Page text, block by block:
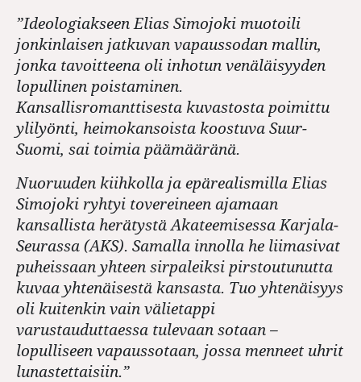
”Ideologiakseen Elias Simojoki muotoili
jonkinlaisen jatkuvan vapaussodan mallin,
jonka tavoitteena oli inhotun venäläisyyden
lopullinen poistaminen.
Kansallisromanttisesta kuvastosta poimittu
ylilyönti, heimokansoista koostuva Suur-
Suomi, sai toimia päämääränä.
Nuoruuden kiihkolla ja epärealismilla Elias
Simojoki ryhtyi tovereineen ajamaan
kansallista herätystä Akateemisessa Karjala-
Seurassa (AKS). Samalla innolla he liimasivat
puheissaan yhteen sirpaleiksi pirstoutunutta
kuvaa yhtenäisestä kansasta. Tuo yhtenäisyys
oli kuitenkin vain välietappi
varustauduttaessa tulevaan sotaan –
lopulliseen vapaussotaan, jossa menneet uhrit
lunastettaisiin.”